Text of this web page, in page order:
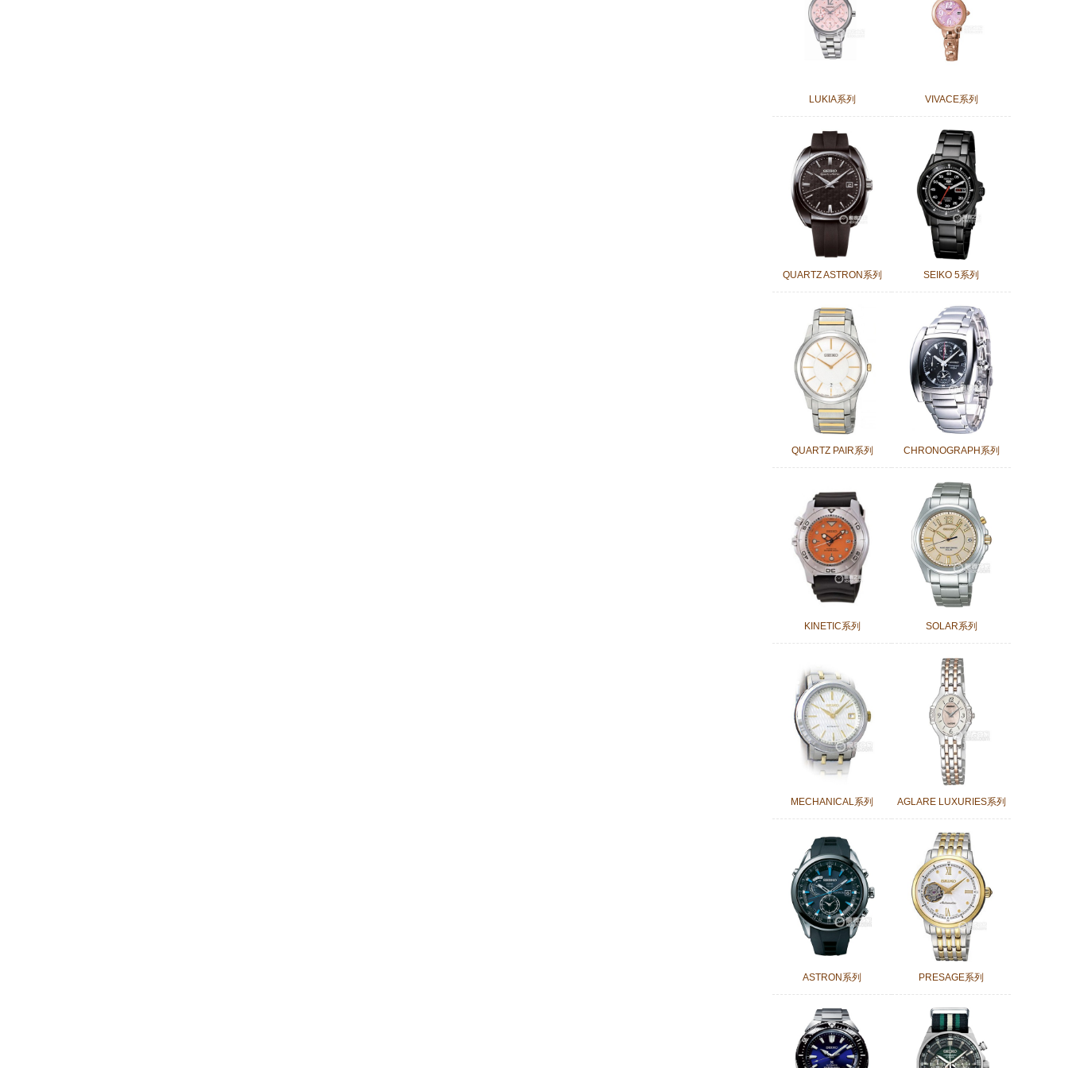
LUKIA系列 VIVACE系列
QUARTZ ASTRON系列 SEIKO 5系列
QUARTZ PAIR系列 CHRONOGRAPH系列
KINETIC系列 SOLAR系列
MECHANICAL系列 AGLARE LUXURIES系列
ASTRON系列 PRESAGE系列